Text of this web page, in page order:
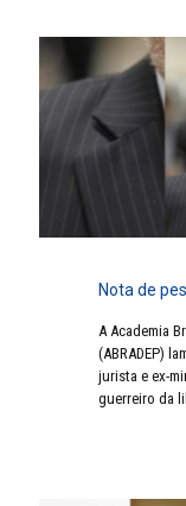
Nota de
A Academia
(ABRADEP)
jurista e ex-
guerreiro da